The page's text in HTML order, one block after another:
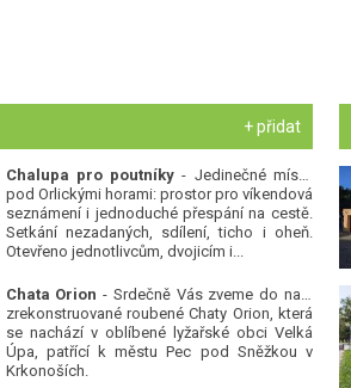
+ přidat
Chalupa pro poutníky - Jedinečné místo
pod Orlickými horami: prostor pro víkendová
seznámení i jednoduché přespání na cestě.
Setkání nezadaných, sdílení, ticho i oheň.
Otevřeno jednotlivcům, dvojicím i...
Chata Orion - Srdečně Vás zveme do naší
zrekonstruované roubené Chaty Orion, která
se nachází v oblíbené lyžařské obci Velká
Úpa, patřící k městu Pec pod Sněžkou v
Krkonoších.